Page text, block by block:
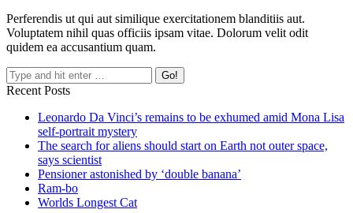
Perferendis ut qui aut similique exercitationem blanditiis aut.
Voluptatem nihil quas officiis ipsam vitae. Dolorum velit odit
quidem ea accusantium quam.
Recent Posts
Leonardo Da Vinci’s remains to be exhumed amid Mona Lisa
self-portrait mystery
The search for aliens should start on Earth not outer space,
says scientist
Pensioner astonished by ‘double banana’
Ram-bo
Worlds Longest Cat